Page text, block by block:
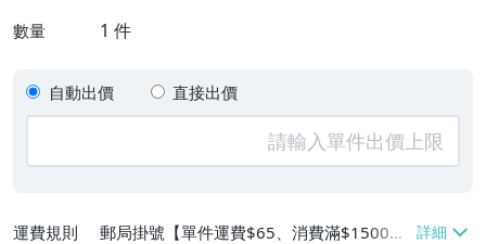
數量 1 件
自動出價 直接出價
運費規則
郵局掛號【單件運費$65、消費滿$1500免